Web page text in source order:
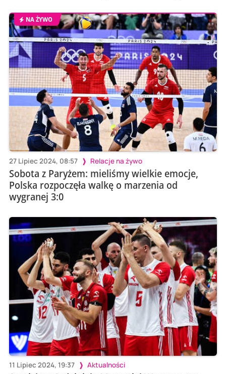
NA ŻYWO
27 Lipiec 2024, 08:57 Relacje na żywo
Sobota z Paryżem: mieliśmy wielkie emocje,
Polska rozpoczęła walkę o marzenia od
wygranej 3:0
11 Lipiec 2024, 19:37 Aktualności